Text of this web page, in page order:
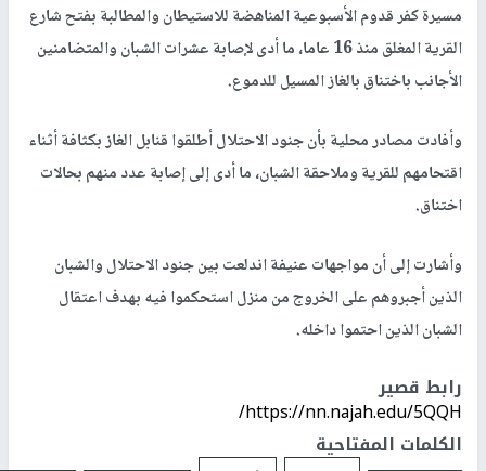
مسيرة كفر قدوم الأسبوعية المناهضة للاستيطان والمطالبة بفتح شارع
القرية المغلق منذ 16 عاما، ما أدى لإصابة عشرات الشبان والمتضامنين
الأجانب باختناق بالغاز المسيل للدموع.
وأفادت مصادر محلية بأن جنود الاحتلال أطلقوا قنابل الغاز بكثافة أثناء
اقتحامهم للقرية وملاحقة الشبان، ما أدى إلى إصابة عدد منهم بحالات
اختناق.
وأشارت إلى أن مواجهات عنيفة اندلعت بين جنود الاحتلال والشبان
الذين أجبروهم على الخروج من منزل استحكموا فيه بهدف اعتقال
الشبان الذين احتموا داخله.
رابط قصير
https://nn.najah.edu/5QQH/
الكلمات المفتاحية